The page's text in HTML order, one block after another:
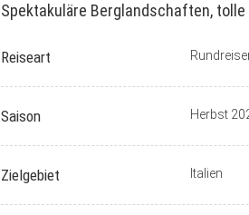
Spektakuläre Berglandschaften,
Reiseart
Saison Herbst
Zielgebiet Italien